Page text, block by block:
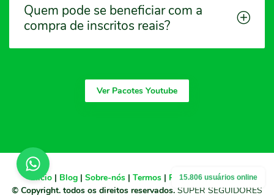
Quem pode se beneficiar com a
compra de inscritos reais?
Ver Pacotes Youtube
Início | Blog | Sobre-nós| Termos | Politicas|Contato
© Copyright. todos os direitos reservados. SUPER SEGUIDORES
15.806 usuários online